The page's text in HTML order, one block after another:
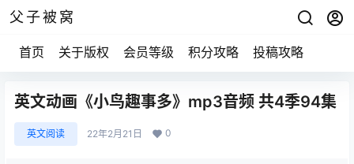
父子被窝
首页 关于版权 会员等级 积分攻略 投稿攻略
英文动画《小鸟趣事多》mp3音频 共4季94集
英文阅读 22年2月21日 0